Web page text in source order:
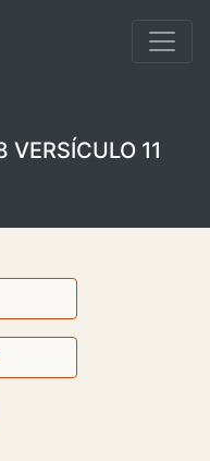
VERSÍCULO 11